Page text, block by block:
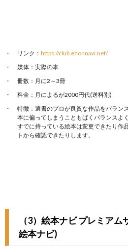
リンク： https://club.ehonnavi.net/
媒体：実際の本
冊数：月に2～3冊
料金：月によるが2000円代(送料別)
特徴：選書のプロが良質な作品をバラン
本に偏ってしまうこともばくバランスよ
すでに持っている絵本は変更できたり作
トから確認できたりします。
（3）絵本ナビ プレミア
絵本ナビ)